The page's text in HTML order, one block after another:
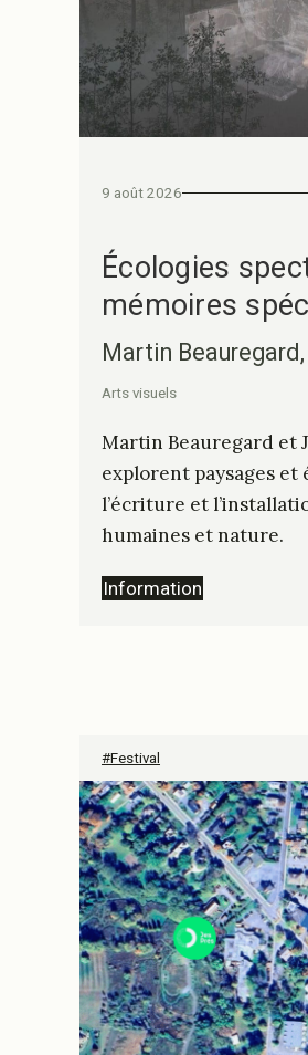
9 août 2026
Écologies
mémoires
Martin
Arts visuels
Martin Beauregard et
explorent paysages et
l’écriture et
humaines et nature.
Information
#Festival